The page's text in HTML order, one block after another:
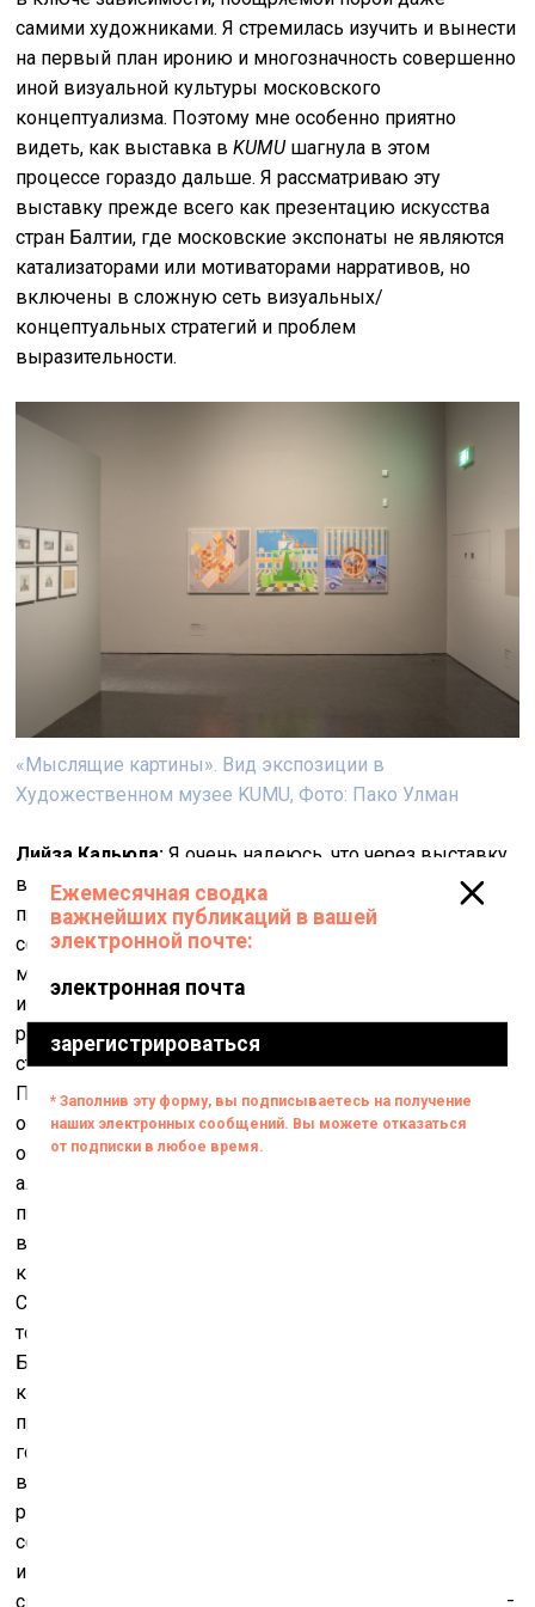
самими художниками. Я стремилась изучить и вынести
на первый план иронию и многозначность совершенно
иной визуальной культуры московского
концептуализма. Поэтому мне особенно приятно
видеть, как выставка вKUMU шагнула в этом
процессе гораздо дальше. Я рассматриваю эту
выставку прежде всего как презентацию искусства
стран Балтии, где московские экспонаты не являются
катализаторами или мотиваторами нарративов, но
включены в сложную сеть визуальных/
концептуальных стратегий и проблем
выразительности.
«Мыслящие картины». Вид экспозиции в
Художественном музее KUMU, Фото: Пако Улман
Лийза Кальюла:Я очень надеюсь, что через выставку
в
KUMUмы делаем ещё один шаг вперёд в этом
процессе деколонизации. И да, с одной стороны, он
состоит в географическом расширении, т.к. на этот раз
мы показываем концептуальные развития в
искусстве, которые имели место в самых западных
республиках Советского Союза и особенно в их
столицах: Москве, Таллине, Риге и Вильнюсе.
Поставленная цель децентрализации также
обусловила попытку ввести в нашем каталоге в
оборот понятие советского концептуализма как
альтернативу термину московского концептуализма,
представляющего собой известный бренд, не совсем
верно объединяющий весь обширный пласт
концептуального искусства, которое рождалось в
Советском Союзе. Но, наверное, это расширение не
только географическое, ведь материалы из стран
Балтии привносят иные подходы и в понимании
концептуального в позднесоветском контексте. К
примеру, в Таллине Леонхард Лапин и Сирье Рунге
говорили о необходимости «объективного искусства»
в контексте модернизированного,
рационализированного, индустриализированного
советского общества. В Риге Миервалдис Полис
использовал живописную технику гиперреализма в
своих замысловатых визуальных играх, а Янис Боргс –